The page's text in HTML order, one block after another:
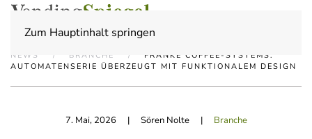
Zum Hauptinhalt springen
NEWS BRANCHE
FRANKE COFFEE-SYSTEMS:
AUTOMATENSERIE ÜBERZEUGT MIT FUNKTIONALEM DESIGN
7. Mai, 2026 | Sören Nolte | Branche